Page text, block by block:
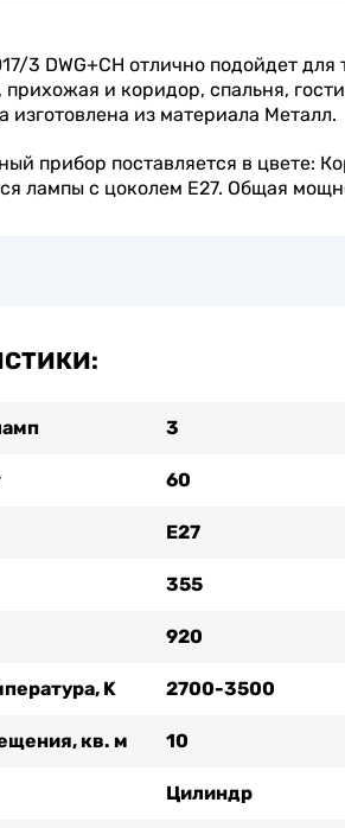
3 DWG+CH отлично подойдет
прихожая и коридор, спальня,
изготовлена из материала Металл.
прибор поставляется в цвете:
лампы с цоколем E27. Общая
3
60
Е27
355
920
K 2700-3500
кв. м 10
Цилиндр